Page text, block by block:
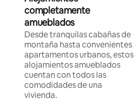
completamente
amueblados
Desde tranquilas cabañas de
montaña hasta convenientes
apartamentos urbanos, estos
alojamientos amueblados
cuentan con todos las
comodidades de una
vivienda.